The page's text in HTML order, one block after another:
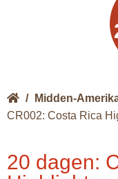
/ Midden-
CR002: Costa Rica
20 dagen: